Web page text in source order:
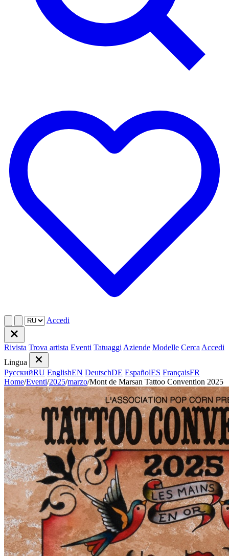
Accedi
Rivista Trova artista Eventi Tatuaggi Aziende Modelle Cerca Accedi
Lingua
РусскийRU EnglishEN DeutschDE EspañolES FrançaisFR
Home/Eventi/2025/marzo/Mont de Marsan Tattoo Convention 2025